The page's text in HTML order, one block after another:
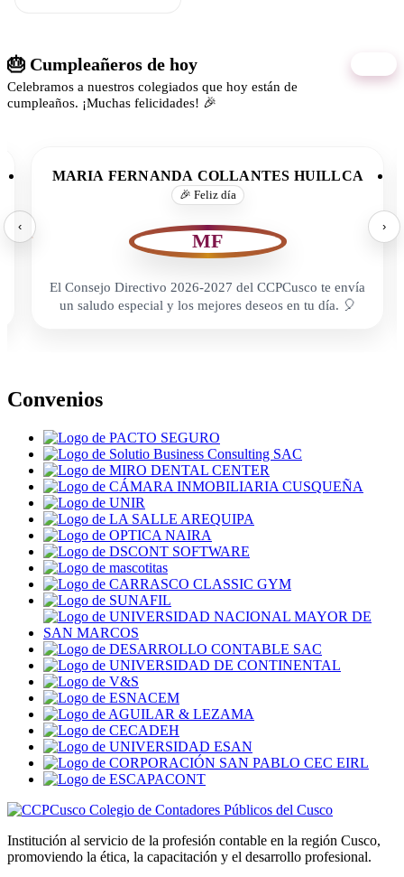
🎂 Cumpleañeros de hoy
Celebramos a nuestros colegiados que hoy están de
cumpleaños. ¡Muchas felicidades! 🎉
‹
MARIA FERNANDA COLLANTES HUILLCA
🎉 Feliz día
MF
El Consejo Directivo 2026-2027 del CCPCusco te envía
un saludo especial y los mejores deseos en tu día. 🎈
›
Convenios
Colegio de Contadores Públicos del Cusco
Institución al servicio de la profesión contable en la región Cusco,
promoviendo la ética, la capacitación y el desarrollo profesional.